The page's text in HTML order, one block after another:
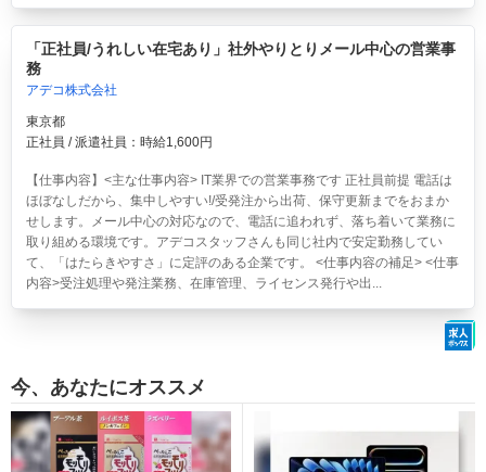
「正社員/うれしい在宅あり」社外やりとりメール中心の営業事
務
アデコ株式会社
東京都
正社員 / 派遣社員：時給1,600円
【仕事内容】<主な仕事内容> IT業界での営業事務です 正社員前提 電話は
ほぼなしだから、集中しやすい!/受発注から出荷、保守更新までをおまか
せします。メール中心の対応なので、電話に追われず、落ち着いて業務に
取り組める環境です。アデコスタッフさんも同じ社内で安定勤務してい
て、「はたらきやすさ」に定評のある企業です。 <仕事内容の補足> <仕事
内容>受注処理や発注業務、在庫管理、ライセンス発行や出...
今、あなたにオススメ